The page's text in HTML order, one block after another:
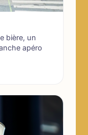
bière, un
apéro